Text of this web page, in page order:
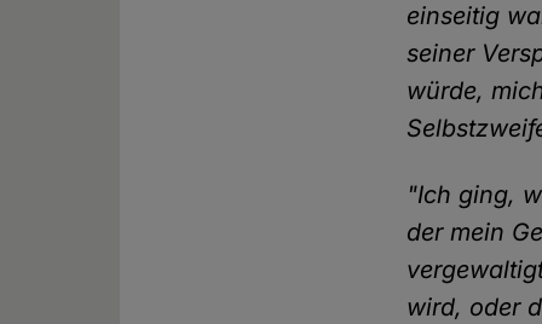
einseitig
seiner
würde,
"Ich ging,
der mein
wird, oder